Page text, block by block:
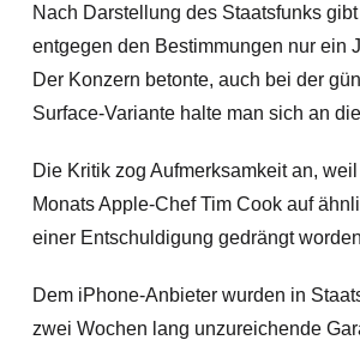
Nach Darstellung des Staatsfunks
entgegen den Bestimmungen nur ein
Der Konzern betonte, auch bei der
Surface-Variante halte man sich an
Die Kritik zog Aufmerksamkeit an,
Monats Apple-Chef Tim Cook auf
einer Entschuldigung gedrängt
Dem iPhone-Anbieter wurden in
zwei Wochen lang unzureichende